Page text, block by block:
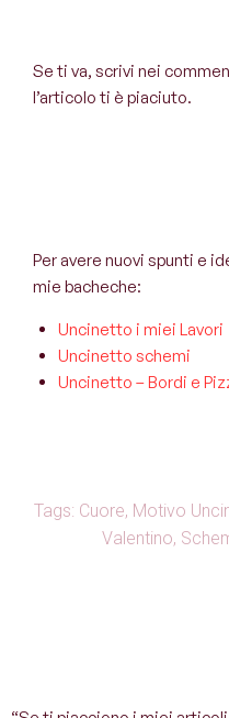
Se ti va, scrivi nei
l’articolo ti è piaciuto.
Per avere nuovi spunti e
mie bacheche:
Uncinetto i miei Lavori
Uncinetto schemi
Uncinetto – Bordi e
Tags: Cuore, Motivo
Valentino,